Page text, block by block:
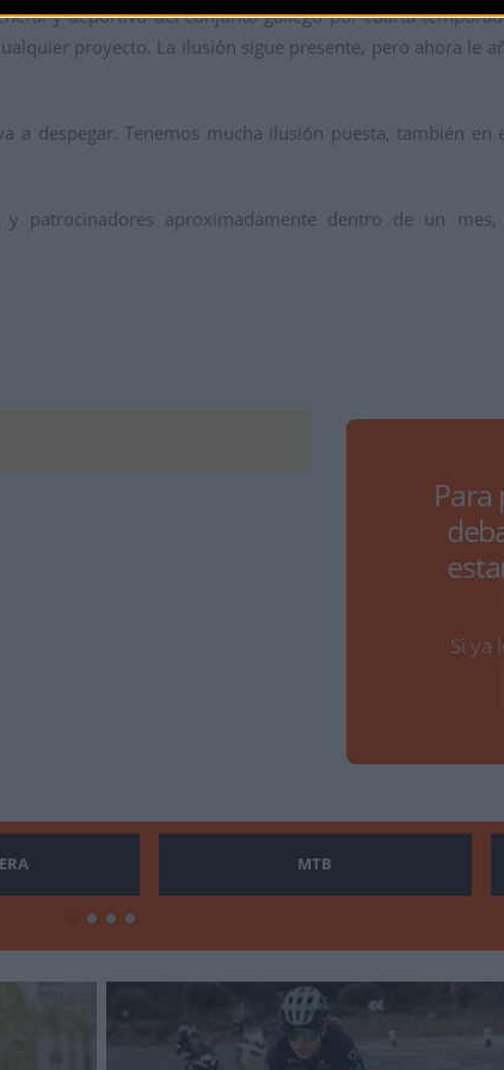
y deportiva del conjunto gallego por cuarta
proyecto. La ilusión sigue presente, pero ahora le
a despegar. Tenemos mucha ilusión puesta, también
patrocinadores aproximadamente dentro de un
Para
Si ya
MTB